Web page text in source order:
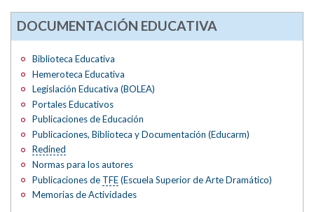
DOCUMENTACIÓN EDUCATIVA
Biblioteca Educativa
Hemeroteca Educativa
Legislación Educativa (BOLEA)
Portales Educativos
Publicaciones de Educación
Publicaciones, Biblioteca y Documentación (Educarm)
Redined
Normas para los autores
Publicaciones de TFE(Escuela Superior de Arte Dramático)
Memorias de Actividades